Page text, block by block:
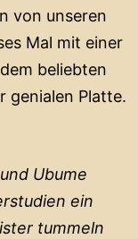
von unseren
Mal mit einer
beliebten
genialen Platte.
Ubume
ein
tummeln